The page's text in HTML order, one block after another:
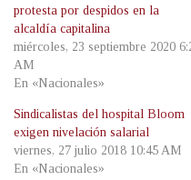
protesta por despidos en la
alcaldía capitalina
miércoles, 23 septiembre 2020
AM
En «Nacionales»
Sindicalistas del hospital Bloom
exigen nivelación salarial
viernes, 27 julio 2018 10:45 AM
En «Nacionales»